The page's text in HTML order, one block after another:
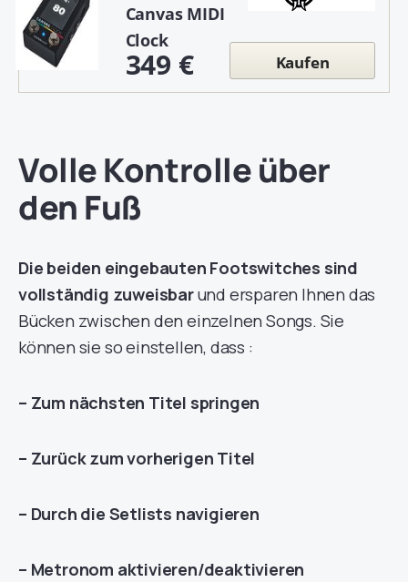
Canvas MIDI
Clock
349 € Kaufen
Volle Kontrolle über
den Fuß
Die beiden eingebauten Footswitches sind
vollständig zuweisbarund ersparen Ihnen das
Bücken zwischen den einzelnen Songs. Sie
können sie so einstellen, dass :
– Zum nächsten Titel springen
– Zurück zum vorherigen Titel
– Durch die Setlists navigieren
– Metronom aktivieren/deaktivieren